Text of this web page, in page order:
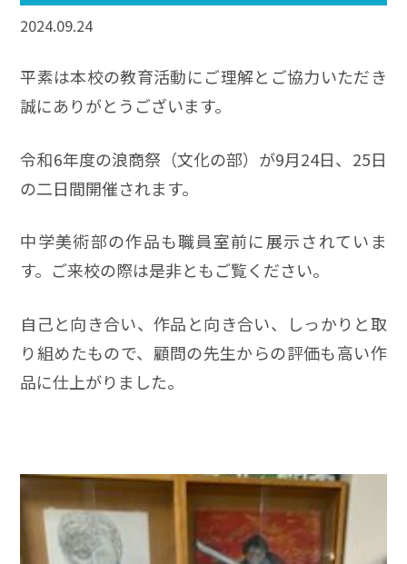
2024.09.24
平素は本校の教育活動にご理解とご協力いただき
誠にありがとうございます。
令和6年度の浪商祭（文化の部）が9月24日、25日
の二日間開催されます。
中学美術部の作品も職員室前に展示されていま
す。ご来校の際は是非ともご覧ください。
自己と向き合い、作品と向き合い、しっかりと取
り組めたもので、顧問の先生からの評価も高い作
品に仕上がりました。